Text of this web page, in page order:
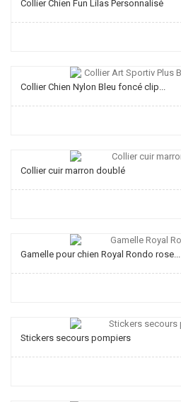
Collier Chien Fun Lilas Personnalisé
Collier Chien Nylon Bleu foncé clip...
Collier cuir marron doublé
Gamelle pour chien Royal Rondo rose...
Stickers secours pompiers